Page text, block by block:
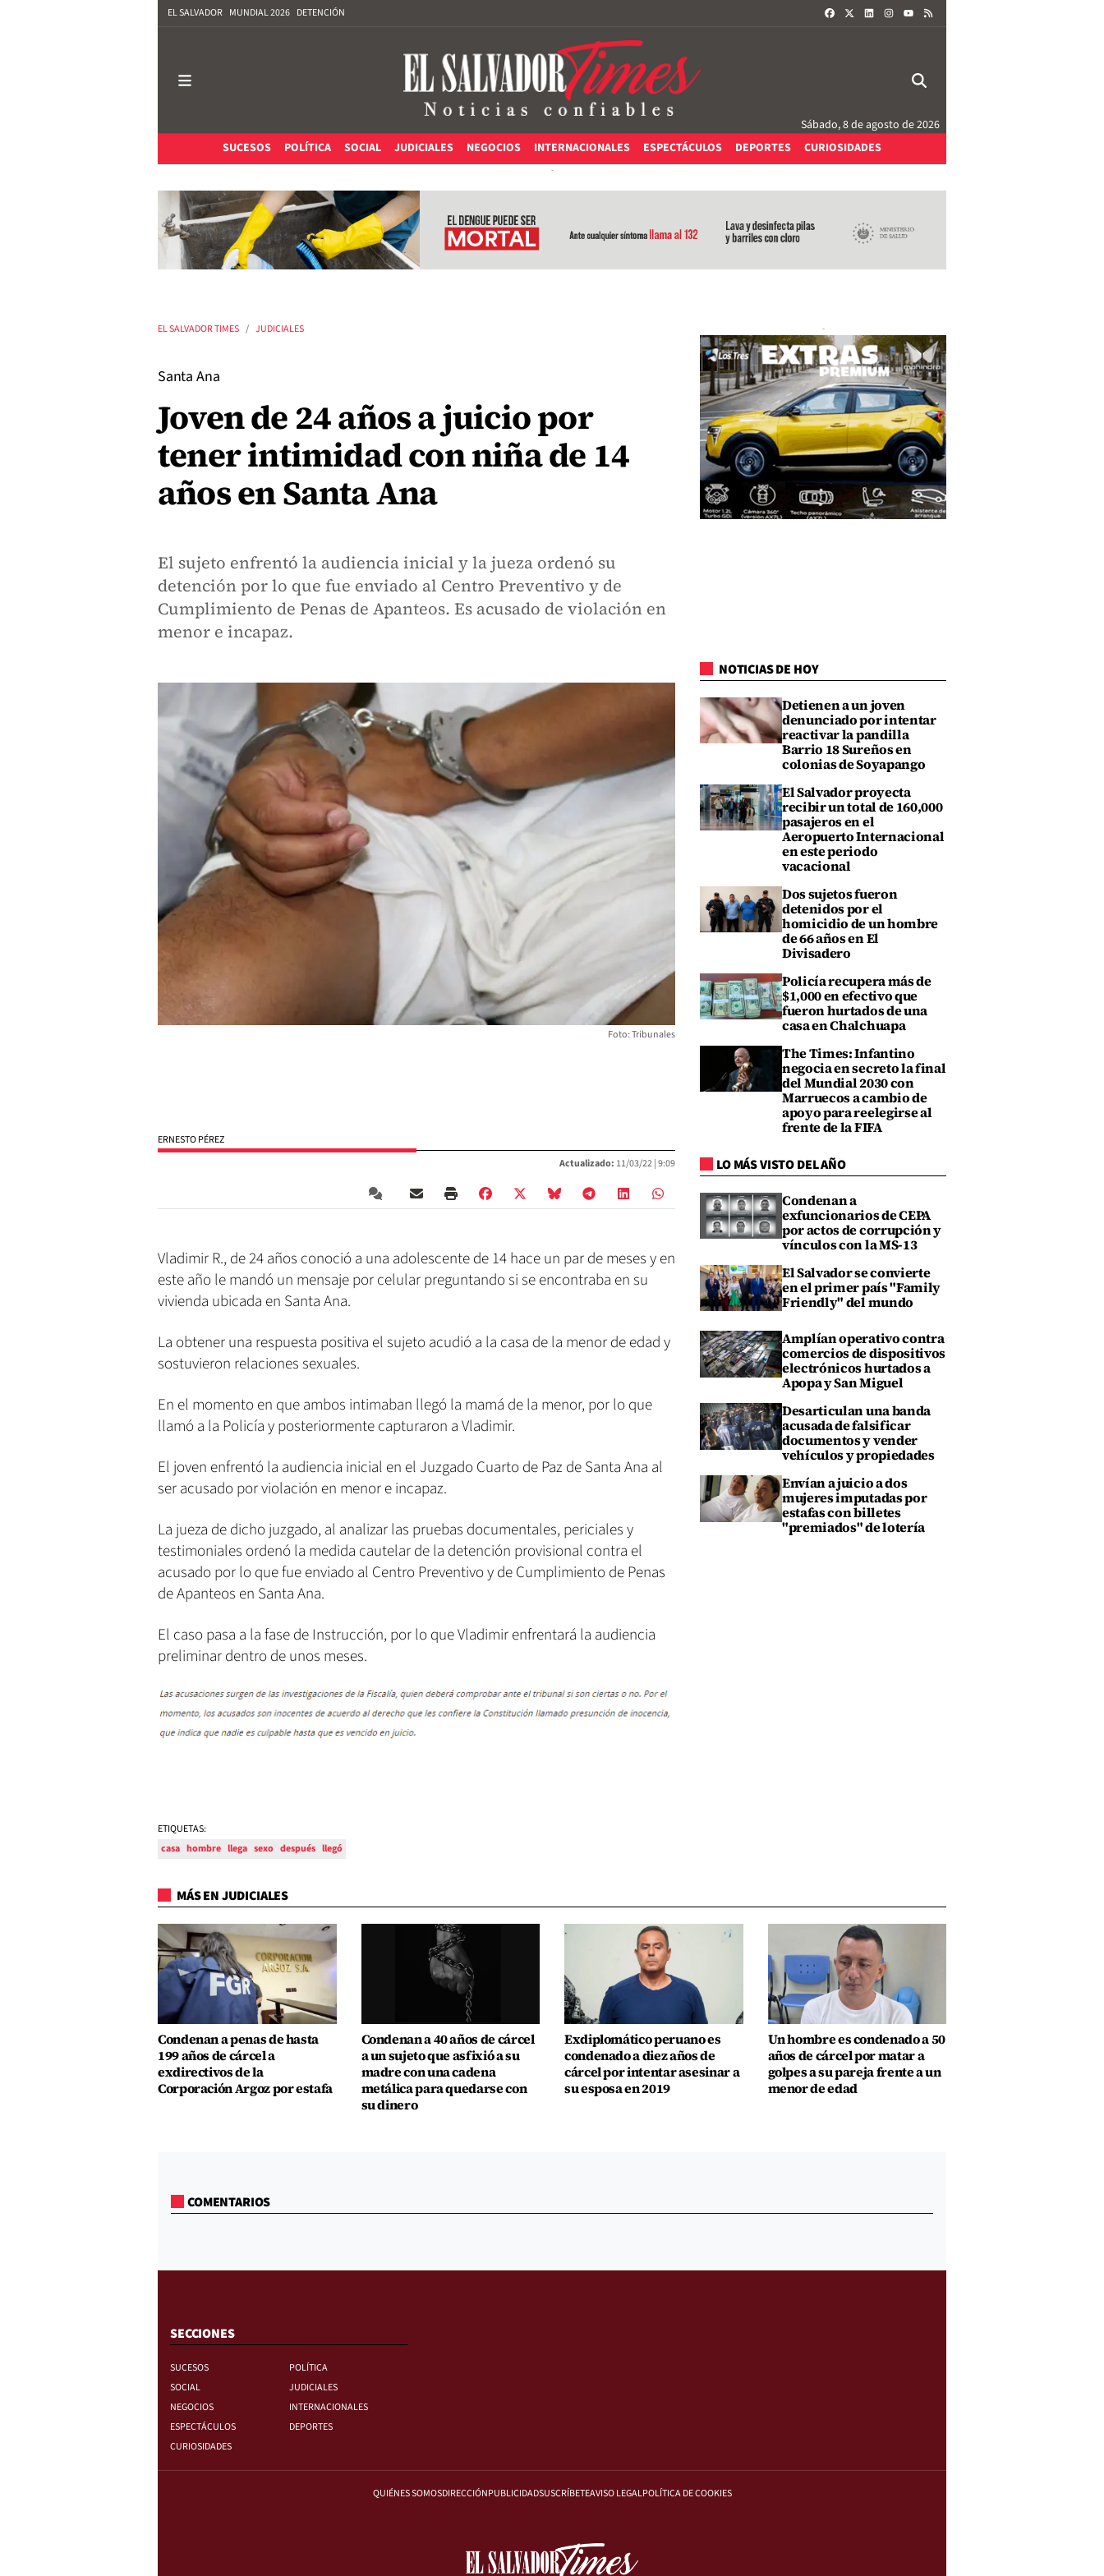
EL SALVADOR MUNDIAL 2026 DETENCIÓN FACEBOOKLINKEDININSTAGRAM
Sábado, 8 de agosto de 2026
SUCESOS
POLÍTICA SOCIAL JUDICIALES NEGOCIOS INTERNACIONALES ESPECTÁCULOS DEPORTES CURIOSIDADES
EL SALVADOR TIMES JUDICIALES
Santa Ana
Joven de 24 años a juicio por
tener intimidad con niña de 14
años en Santa Ana
El sujeto enfrentó la audiencia inicial y la jueza ordenó su
detención por lo que fue enviado al Centro Preventivo y de
Cumplimiento de Penas de Apanteos. Es acusado de violación en
menor e incapaz.
Foto: Tribunales
ERNESTO PÉREZ
Actualizado: 11/03/22 |9:09
Vladimir R., de 24 años conoció a una adolescente de 14 hace un par de meses y en
este año le mandó un mensaje por celular preguntando si se encontraba en su
vivienda ubicada en Santa Ana.
La obtener una respuesta positiva el sujeto acudió a la casa de la menor de edad y
sostuvieron relaciones sexuales.
En el momento en que ambos intimaban llegó la mamá de la menor, por lo que
llamó a la Policía y posteriormente capturaron a Vladimir.
El joven enfrentó la audiencia inicial en el Juzgado Cuarto de Paz de Santa Ana al
ser acusado por violación en menor e incapaz.
La jueza de dicho juzgado, al analizar las pruebas documentales, periciales y
testimoniales ordenó la medida cautelar de la detención provisional contra el
acusado por lo que fue enviado al Centro Preventivo y de Cumplimiento de Penas
de Apanteos en Santa Ana.
El caso pasa a la fase de Instrucción, por lo que Vladimir enfrentará la audiencia
preliminar dentro de unos meses.
ETIQUETAS:
casa hombre llega sexo después llegó
NOTICIAS DE HOY
Detienen a un joven
denunciado por intentar
reactivar la pandilla
Barrio 18 Sureños en
colonias de Soyapango
El Salvador proyecta
recibir un total de 160,000
pasajeros en el
Aeropuerto Internacional
en este periodo
vacacional
Dos sujetos fueron
detenidos por el
homicidio de un hombre
de 66 años en El
Divisadero
Policía recupera más de
$1,000 en efectivo que
fueron hurtados de una
casa en Chalchuapa
The Times: Infantino
negocia en secreto la final
del Mundial 2030 con
Marruecos a cambio de
apoyo para reelegirse al
frente de la FIFA
LO MÁS VISTO DEL AÑO
Condenan a
exfuncionarios de CEPA
por actos de corrupción y
vínculos con la MS-13
El Salvador se convierte
en el primer país "Family
Friendly" del mundo
Amplían operativo contra
comercios de dispositivos
electrónicos hurtados a
Apopa y San Miguel
Desarticulan una banda
acusada de falsificar
documentos y vender
vehículos y propiedades
Envían a juicio a dos
mujeres imputadas por
estafas con billetes
"premiados" de lotería
MÁS EN JUDICIALES
Condenan a penas de hasta
199 años de cárcel a
exdirectivos de la
Corporación Argoz por estafa
Condenan a 40 años de cárcel
a un sujeto que asfixió a su
madre con una cadena
metálica para quedarse con
su dinero
Exdiplomático peruano es
condenado a diez años de
cárcel por intentar asesinar a
su esposa en 2019
Un hombre es condenado a 50
años de cárcel por matar a
golpes a su pareja frente a un
menor de edad
COMENTARIOS
SECCIONES
SUCESOS
POLÍTICA
SOCIAL
JUDICIALES
NEGOCIOS
INTERNACIONALES
ESPECTÁCULOS
DEPORTES
CURIOSIDADES
QUIÉNES SOMOSDIRECCIÓNPUBLICIDADSUSCRÍBETEAVISO LEGALPOLÍTICA DE COOKIES